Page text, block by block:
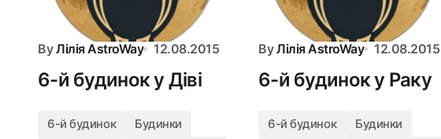
By Лілія AstroWay 12.08.2015
6-й будинок у Діві
6-й будинок
Будинки
By Лілія AstroWay 12.08.2015
6-й будинок у Раку
6-й будинок
Будинки